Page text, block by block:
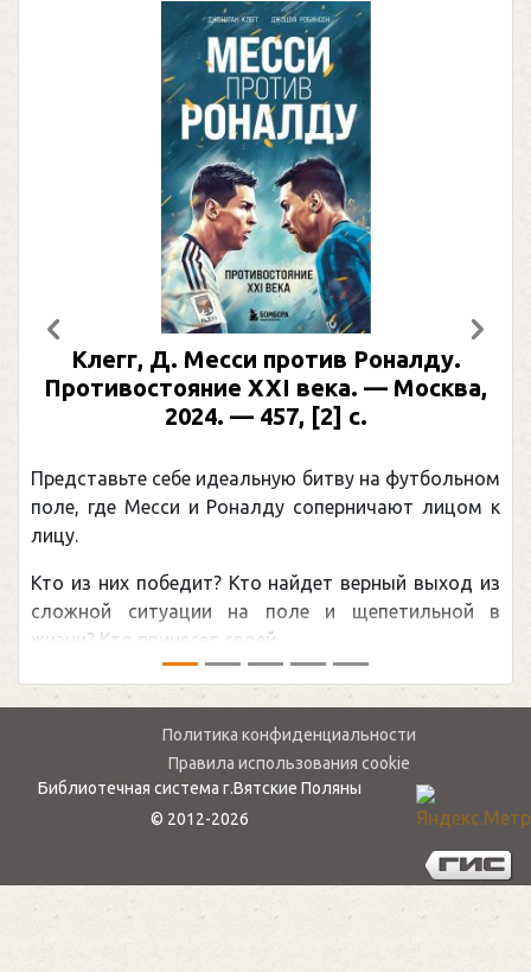
Клегг, Д. Месси против Роналду.
Противостояние XXI века. — Москва,
2024. — 457, [2] с.
Представьте себе идеальную битву на футбольном
поле, где Месси и Роналду соперничают лицом к
лицу.
Кто из них победит? Кто найдет верный выход из
сложной ситуации на поле и щепетильной в
жизни? Кто принесет своей ...
Предыдущий
Политика конфиденциальности
Правила использования cookie
Библиотечная система г.Вятские Поляны
© 2012-2026